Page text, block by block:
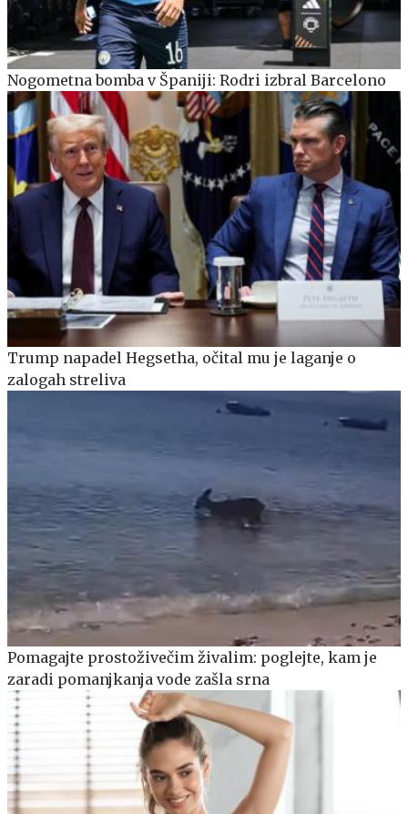
Nogometna bomba v Španiji: Rodri izbral Barcelono
Trump napadel Hegsetha, očital mu je laganje o
zalogah streliva
Pomagajte prostoživečim živalim: poglejte, kam je
zaradi pomanjkanja vode zašla srna